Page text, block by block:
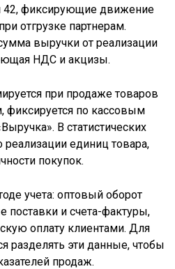
42, фиксирующие движение
отгрузке партнерам.
выручки от реализации
НДС и акцизы.
при продаже товаров
фиксируется по кассовым
В статистических
единиц товара,
покупок.
учета: оптовый оборот
поставки и счета-фактуры,
оплату клиентами. Для
разделять эти данные, чтобы
продаж.